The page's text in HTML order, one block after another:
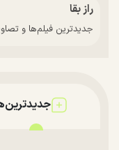
راز بقا
جدیدترین فیلم‌ها و